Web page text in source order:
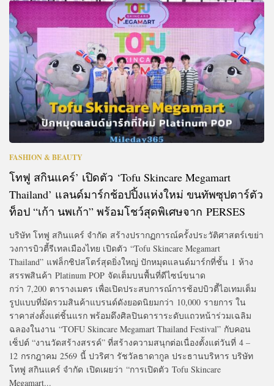
FASHION & BEAUTY
โทฟู สกินแคร์’ เปิดตัว ‘Tofu Skincare Megamart
Thailand’ แลนด์มาร์กช้อปปิ้งแห่งใหม่ ขนทัพซุปตาร์ตัว
ท็อป “เก้า นพเก้า” พร้อมโชว์สุดพิเศษจาก PERSES
บริษัท โทฟู สกินแคร์ จำกัด สร้างปรากฏการณ์ครั้งประวัติศาสตร์เขย่า
วงการบิวตี้รีเทลเมืองไทย เปิดตัว “Tofu Skincare Megamart
Thailand” แฟล็กชิปสโตร์สุดยิ่งใหญ่ ปักหมุดแลนด์มาร์กที่ชั้น 1 ห้าง
สรรพสินค้า Platinum POP จัดเต็มบนพื้นที่ดีไซน์ขนาด
กว่า 7,200 ตารางเมตร เพื่อเปิดประสบการณ์การช้อปบิวตี้ไอเทมเต็ม
รูปแบบที่มัดรวมสินค้าแบรนด์ดังยอดนิยมกว่า 10,000 รายการ ใน
ราคาส่งตั้งแต่ชิ้นแรก พร้อมดึงศิลปินดาราระดับแถวหน้าร่วมเฉลิม
ฉลองในงาน “TOFU Skincare Megamart Thailand Festival” กับคอน
เซ็ปต์ “งานวัดสร้างสรรค์” ที่สร้างความสนุกต่อเนื่องตั้งแต่วันที่ 4 –
12 กรกฎาคม 2569 นี้ ปวริศา รัชวัลธาดากูล ประธานบริหาร บริษัท
โทฟู สกินแคร์ จำกัด เปิดเผยว่า “การเปิดตัว Tofu Skincare
Megamart...